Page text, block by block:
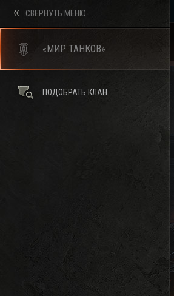
СВЕРНУТЬ МЕНЮ
«МИР ТАНКОВ»
ПОДОБРАТЬ КЛАН